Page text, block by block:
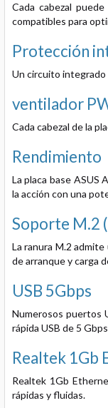
Cada cabezal
compatibles para
Protección
Un circuito
ventilador
Cada cabezal de la
Rendimiento
La placa base ASUS
la acción con una
Soporte M.2
La ranura M.2
de arranque y carga
USB 5Gbps
Numerosos puertos
rápida USB de 5
Realtek 1Gb
Realtek 1Gb
rápidas y fluidas.